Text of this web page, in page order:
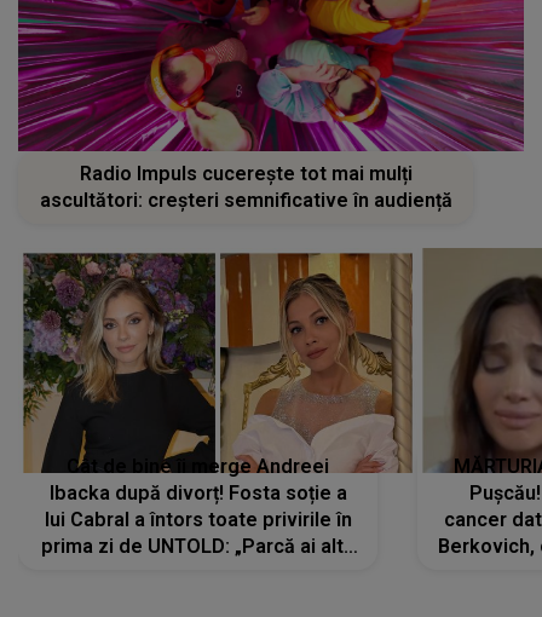
Radio Impuls cucerește tot mai mulți
ascultători: creșteri semnificative în audiență
Cât de bine îi merge Andreei
Ibacka după divorț! Fosta soție a
lui Cabral a întors toate privirile în
prima zi de UNTOLD: „Parcă ai altă
cancer